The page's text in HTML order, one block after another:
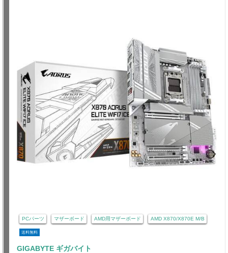
PCパーツ マザーボード AMD用マザーボード AMD X870/X870E M/B
送料無料
GIGABYTE ギガバイト